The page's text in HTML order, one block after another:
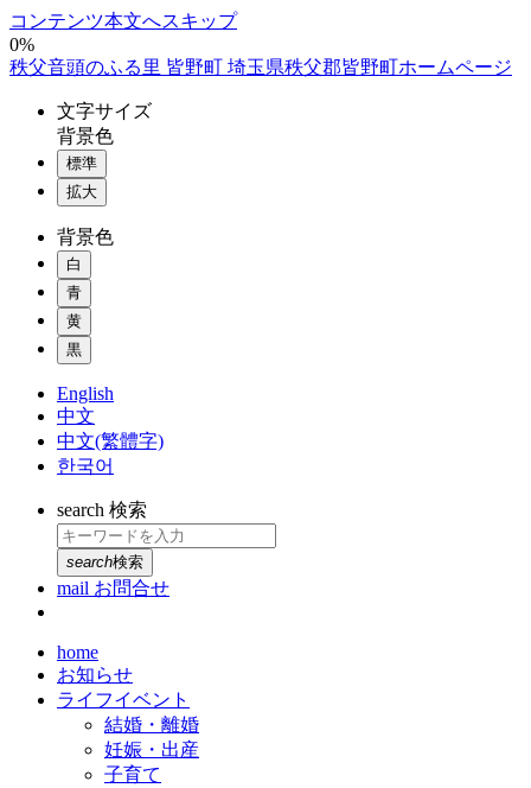
コンテンツ本文へスキップ
0%
秩父音頭のふる里 皆野町 埼玉県秩父郡皆野町ホームページ
文字サイズ
背景色
標準
拡大
背景色
白
青
黄
黒
English
中文
中文(繁體字)
한국어
search 検索
search検索
mail お問合せ
home
お知らせ
ライフイベント
結婚・離婚
妊娠・出産
子育て